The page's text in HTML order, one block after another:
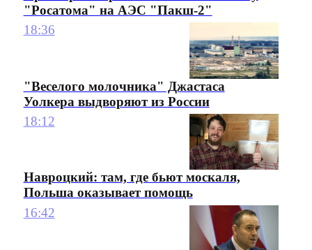
"Росатома" на АЭС "Пакш-2"
18:36
"Веселого молочника" Джастаса
Уолкера выдворяют из России
18:12
Навроцкий: там, где бьют москаля,
Польша оказывает помощь
16:42